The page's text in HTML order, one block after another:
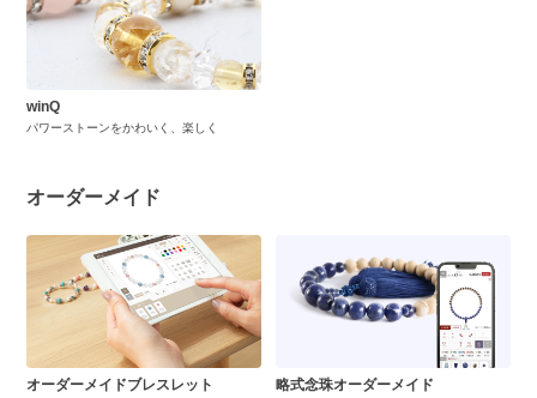
winQ
パワーストーンをかわいく、楽しく
オーダーメイド
オーダーメイドブレスレット 略式念珠オーダーメイド